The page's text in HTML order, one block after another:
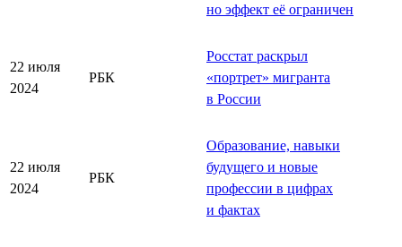
но эффект её ограничен
22 июля
2024
РБК
Росстат раскрыл
«портрет» мигранта
в России
22 июля
2024
РБК
Образование, навыки
будущего и новые
профессии в цифрах
и фактах